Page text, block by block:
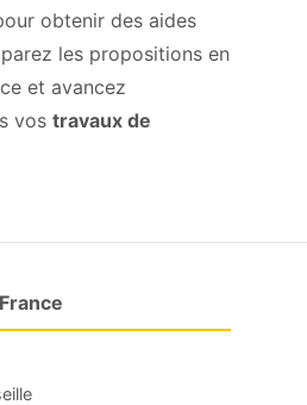
obtenir des aides
les propositions en
et avancez
vos travaux de